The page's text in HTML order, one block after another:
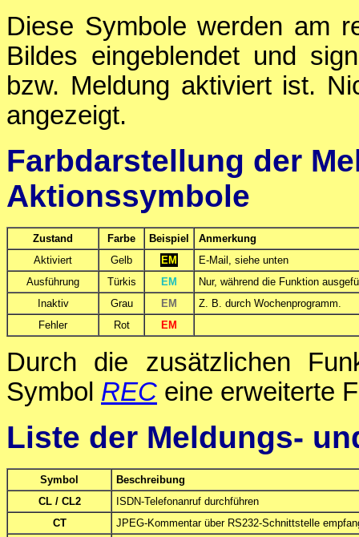
Diese Symbole werden am
Bildes eingeblendet und
bzw. Meldung aktiviert ist.
angezeigt.
Farbdarstellung der
Aktionssymbole
Zustand Farbe Beispiel
Anmerkung
Aktiviert
Gelb EM
E-Mail, siehe unten
Ausführung
Türkis EM
Nur, während die Funktion
Inaktiv
Grau EM
Z. B. durch Wochenprogramm.
Fehler
Rot EM
Durch die zusätzlichen
Symbol REC eine erweiterte
Liste der Meldungs-
Symbol
Beschreibung
CL / CL2
ISDN-Telefonanruf durchführen
CT
JPEG-Kommentar über RS232-Schnittstelle